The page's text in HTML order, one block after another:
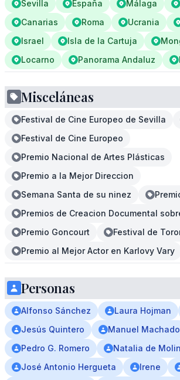
Sevilla España Málaga
Canarias
Roma Ucrania
Israel
Isla de la Cartuja
Locarno
Panorama Andaluz
Misceláneas
Festival de Cine Europeo de Sevilla
Festival de Cine Europeo
Premio Nacional de Artes Plásticas
Premio a la Mejor Direccion
Semana Santa de su ninez
Premios de Creacion Documental
Premio Goncourt
Festival de
Premio al Mejor Actor en Karlovy Vary
Personas
Alfonso Sánchez Laura Hojman
Jesús Quintero
Manuel Machado
Pedro G. Romero
Natalia de
José Antonio Hergueta
Irene